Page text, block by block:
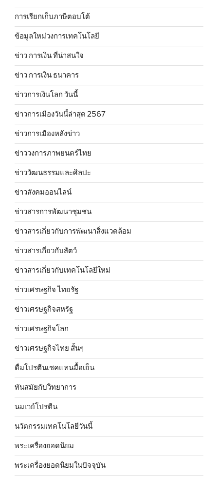
การเรียกเก็บภาษีตอบโต้
ข้อมูลใหม่วงการเทคโนโลยี
ข่าว การเงิน ที่น่าสนใจ
ข่าว การเงิน ธนาคาร
ข่าวการเงินโลก วันนี้
ข่าวการเมืองวันนี้ล่าสุด 2567
ข่าวการเมืองหลังข่าว
ข่าววงการภาพยนตร์ไทย
ข่าววัฒนธรรมและศิลปะ
ข่าวสังคมออนไลน์
ข่าวสารการพัฒนาชุมชน
ข่าวสารเกี่ยวกับการพัฒนาสิ่งแวดล้อม
ข่าวสารเกี่ยวกับสัตว์
ข่าวสารเกี่ยวกับเทคโนโลยีใหม่
ข่าวเศรษฐกิจ ไทยรัฐ
ข่าวเศรษฐกิจสหรัฐ
ข่าวเศรษฐกิจโลก
ข่าวเศรษฐกิจไทย สั้นๆ
ดื่มโปรตีนเชคแทนมื้อเย็น
ทันสมัยกับวิทยาการ
นมเวย์โปรตีน
นวัตกรรมเทคโนโลยีวันนี้
พระเครื่องยอดนิยม
พระเครื่องยอดนิยมในปัจจุบัน